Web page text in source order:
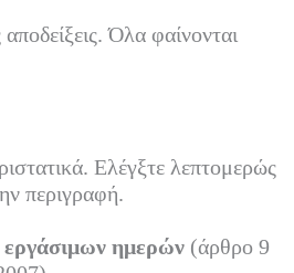
Όλα φαίνονται
Ελέγξτε λεπτομερώς
περιγραφή.
εργάσιμων ημερών(άρθρο 9